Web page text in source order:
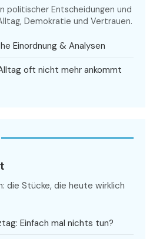
politischer Entscheidungen und
Demokratie und Vertrauen.
Einordnung & Analysen
oft nicht mehr ankommt
die Stücke, die heute wirklich
Einfach mal nichts tun?